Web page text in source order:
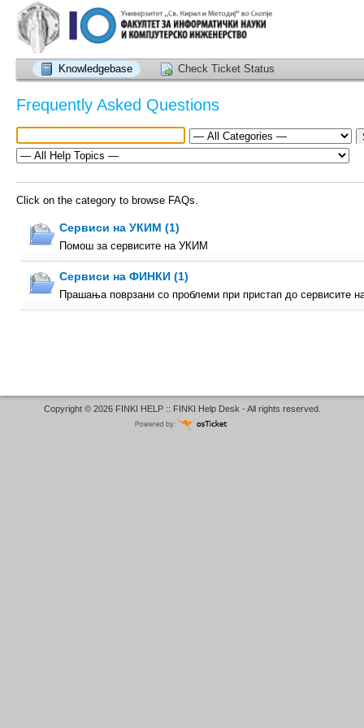
Knowledgebase Check Ticket Status
Frequently Asked Questions
Click on the category to browse FAQs.
Сервиси на УКИМ (1)
Помош за сервисите на УКИМ
Сервиси на ФИНКИ (1)
Прашања поврзани со проблеми при пристап до сервисите
Copyright © 2026 FINKI HELP :: FINKI Help Desk - All rights reserved.